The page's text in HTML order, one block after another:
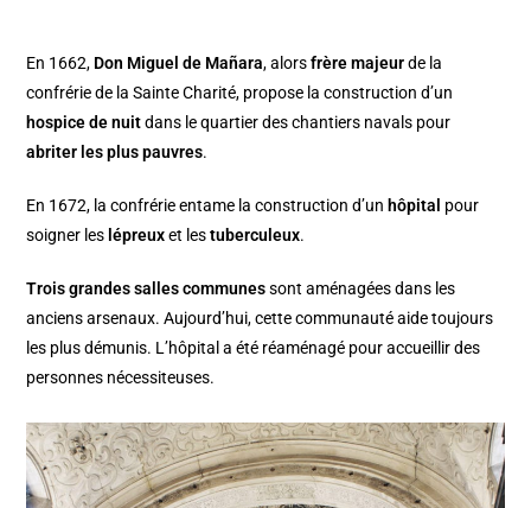
En 1662, Don Miguel de Mañara, alorsfrère majeurde la
confrérie de la Sainte Charité, propose la construction d’un
hospice de nuitdans le quartier des chantiers navals pour
abriter les plus pauvres.
En 1672, la confrérie entame la construction d’un hôpital pour
soigner les lépreuxet lestuberculeux.
Trois grandes salles communessont aménagées dans les
anciens arsenaux. Aujourd’hui, cette communauté aide toujours
les plus démunis. L’hôpital a été réaménagé pour accueillir des
personnes nécessiteuses.